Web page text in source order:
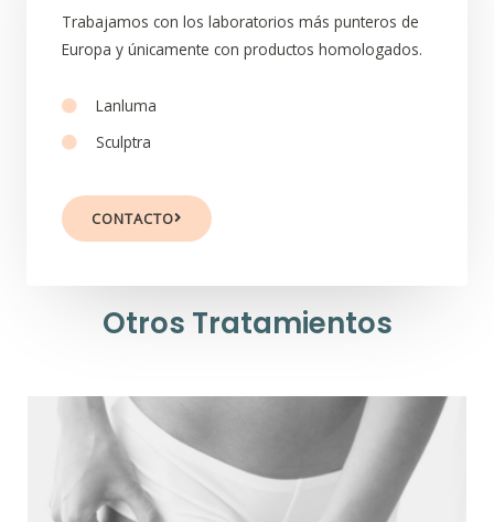
Trabajamos con los laboratorios más punteros de
Europa y únicamente con productos homologados.
Lanluma
Sculptra
CONTACTO
Otros Tratamientos